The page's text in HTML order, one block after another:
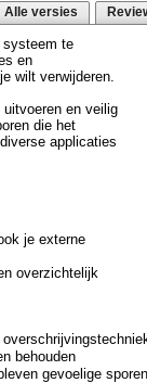
Alle versies
systeem te
en
wilt verwijderen.
en veilig
die het
applicaties
je externe
overzichtelijk
behouden
gevoelige